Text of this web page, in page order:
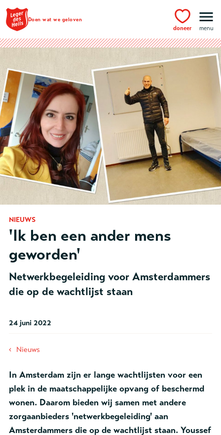
Ga naar hoofdinhoud
Doen wat we geloven
doneer menu
NIEUWS
'Ik ben een ander mens
geworden'
Netwerkbegeleiding voor Amsterdammers
die op de wachtlijst staan
24 juni 2022
‹ Nieuws
In Amsterdam zijn er lange wachtlijsten voor een
plek in de maatschappelijke opvang of beschermd
wonen. Daarom bieden wij samen met andere
zorgaanbieders 'netwerkbegeleiding' aan
Amsterdammers die op de wachtlijst staan. Youssef